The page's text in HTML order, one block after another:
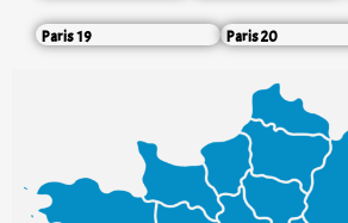
Paris 19 Paris 20